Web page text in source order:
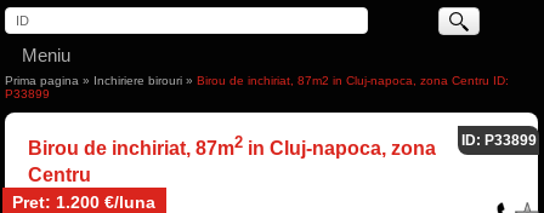
Meniu
Prima pagina » Inchiriere birouri » Birou de inchiriat, 87m2 in Cluj-napoca, zona Centru ID:
P33899
Birou de inchiriat, 87m2in Cluj-napoca, zona
Centru
Pret: 1.200 €/luna
ID: P33899